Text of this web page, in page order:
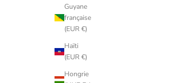
Guyane
française
(EUR €)
Haïti
(EUR €)
Hongrie